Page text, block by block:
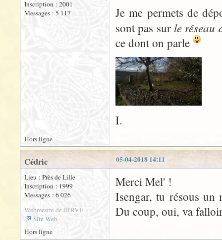
Inscription : 2001
Messages : 5 117
Je me permets de
sont pas sur le réseau
ce dont on parle
I.
Hors ligne
05-04-2018 14:11
Cédric
Lieu : Près de Lille
Inscription : 1999
Messages : 6 026
Webmestre de JRRVF
Site Web
Merci Mel' !
Isengar, tu résous un
Du coup, oui, va
Hors ligne